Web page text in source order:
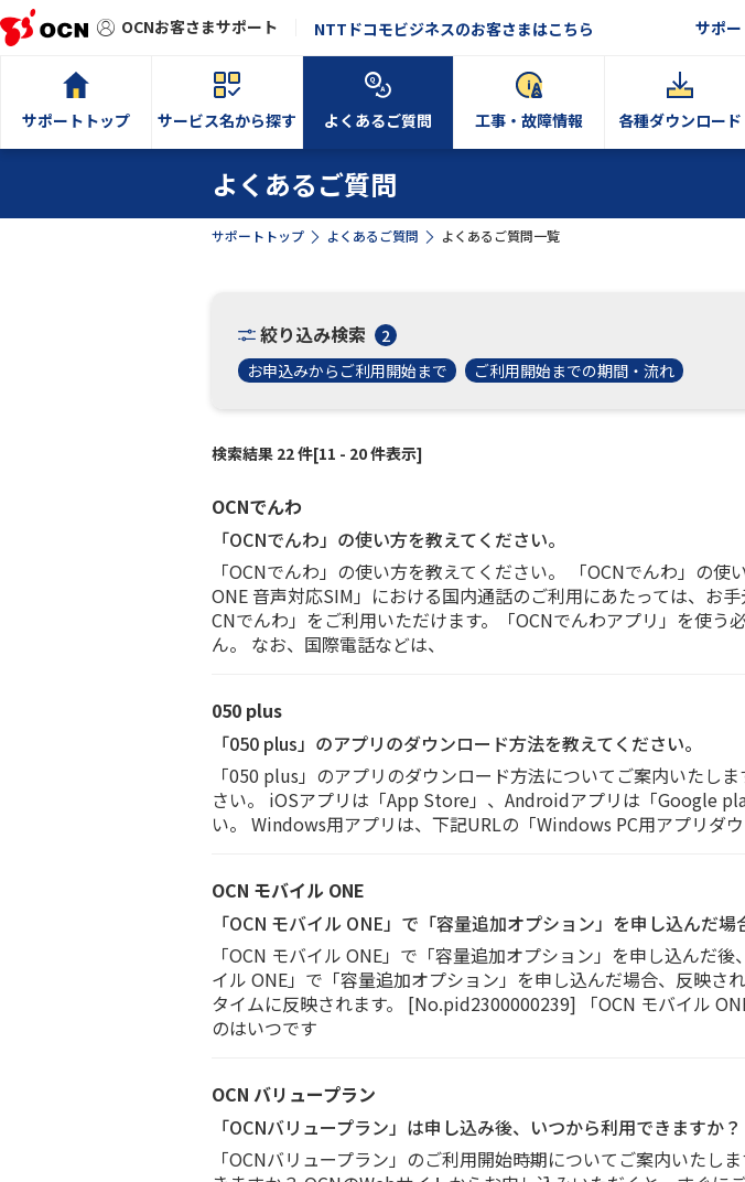
OCNお客さまサポート NTTドコモビジネスのお客さまはこちら サポ
サポートトップ サービス名から探す よくあるご質問 工事・故障情報 各種ダウンロード
よくあるご質問
サポートトップ よくあるご質問 よくあるご質問一覧
絞り込み検索
2
お申込みからご利用開始まで
ご利用開始までの期間・流れ
検索結果 22 件[11 - 20 件表示]
OCNでんわ
「OCNでんわ」の使い方を教えてください。
「OCNでんわ」の使い方を教えてください。 「OCNでんわ」の
ONE 音声対応SIM」における国内通話のご利用にあたっては、お
CNでんわ」をご利用いただけます。「OCNでんわアプリ」を使
ん。 なお、国際電話などは、
050 plus
「050 plus」のアプリのダウンロード方法を教えてください。
「050 plus」のアプリのダウンロード方法についてご案内いたし
さい。 iOSアプリは「App Store」、Androidアプリは「Google
い。 Windows用アプリは、下記URLの「Windows PC用アプリダ
OCN モバイル ONE
「OCN モバイル ONE」で「容量追加オプション」を申し込んだ
「OCN モバイル ONE」で「容量追加オプション」を申し込んだ
イル ONE」で「容量追加オプション」を申し込んだ場合、反映
タイムに反映されます。 [No.pid2300000239] 「OCN モバイル
のはいつです
OCN バリュープラン
「OCNバリュープラン」は申し込み後、いつから利用できますか？
「OCNバリュープラン」のご利用開始時期についてご案内いたし